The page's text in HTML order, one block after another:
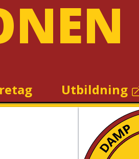
Utbildning